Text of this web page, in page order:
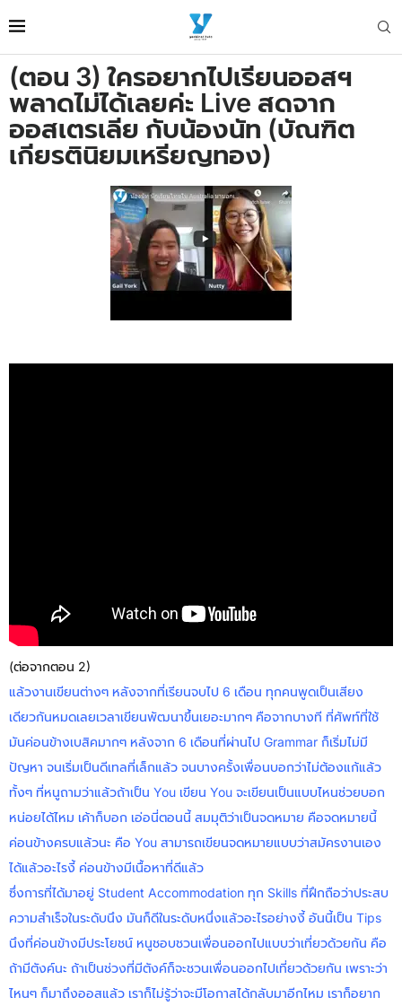
(ตอน 3) ใครอยากไปเรียนออสฯ
พลาดไม่ได้เลยค่ะ Live สดจาก
ออสเตรเลีย กับน้องนัท (บัณฑิต
เกียรตินิยมเหรียญทอง)
(ต่อจากตอน 2)
แล้วงานเขียนต่างๆ หลังจากที่เรียนจบไป 6 เดือน ทุกคนพูดเป็นเสียง
เดียวกันหมดเลยเวลาเขียนพัฒนาขึ้นเยอะมากๆ คือจากบางที ที่ศัพท์ที่ใช้
มันค่อนข้างเบสิคมากๆ หลังจาก 6 เดือนที่ผ่านไป Grammar ก็เริ่มไม่มี
ปัญหา จนเริ่มเป็นดีเทลที่เล็กแล้ว จนบางครั้งเพื่อนบอกว่าไม่ต้องแก้แล้ว
ทั้งๆ ที่หนูถามว่าแล้วถ้าเป็น You เขียน You จะเขียนเป็นแบบไหนช่วยบอก
หน่อยได้ไหม เค้าก็บอก เอ่อนี่ตอนนี้ สมมุติว่าเป็นจดหมาย คือจดหมายนี้
ค่อนข้างครบแล้วนะ คือ You สามารถเขียนจดหมายแบบว่าสมัครงานเอง
ได้แล้วอะไรงี้ ค่อนข้างมีเนื้อหาที่ดีแล้ว
ซึ่งการที่ได้มาอยู่ Student Accommodation ทุก Skills ที่ฝึกถือว่าประสบ
ความสำเร็จในระดับนึง มันก็ดีในระดับหนึ่งแล้วอะไรอย่างงี้ อันนี้เป็น Tips
นึงที่ค่อนข้างมีประโยชน์ หนูชอบชวนเพื่อนออกไปแบบว่าเที่ยวด้วยกัน คือ
ถ้ามีตังค์นะ ถ้าเป็นช่วงที่มีตังค์ก็จะชวนเพื่อนออกไปเที่ยวด้วยกัน เพราะว่า
ไหนๆ ก็มาถึงออสแล้ว เราก็ไม่รู้ว่าจะมีโอกาสได้กลับมาอีกไหม เราก็อยาก